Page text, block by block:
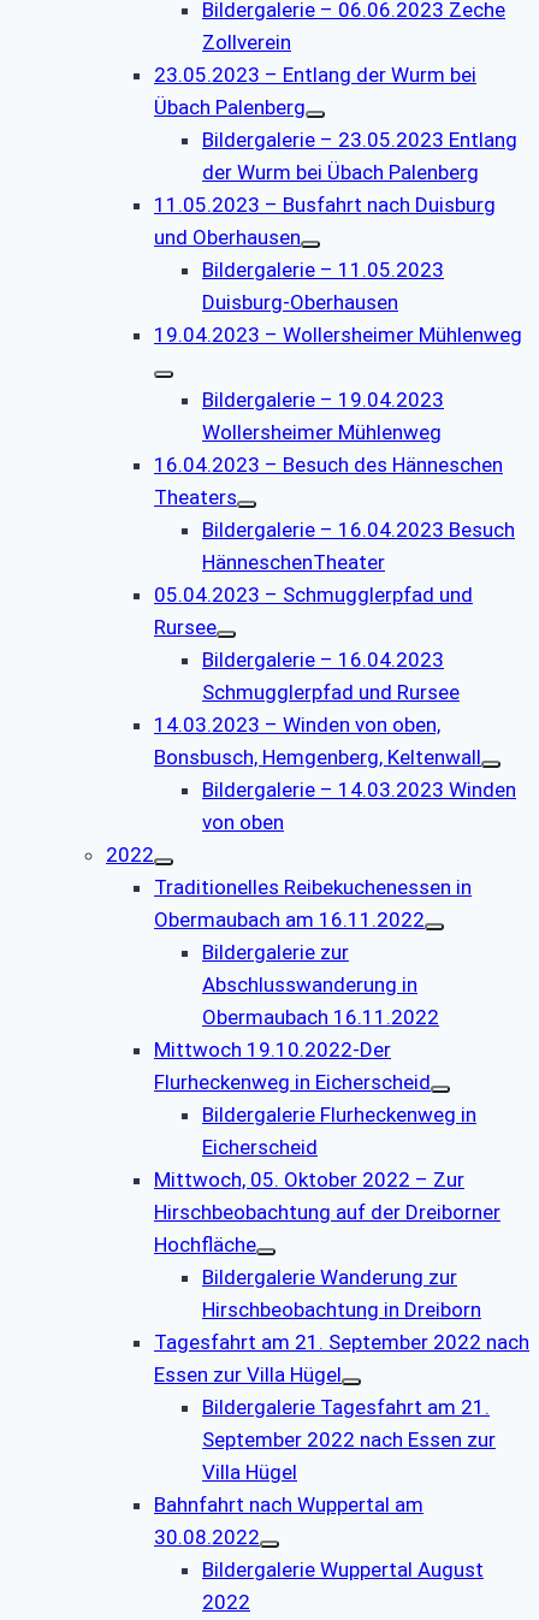
Bildergalerie – 06.06.2023 Zeche
Zollverein
23.05.2023 – Entlang der Wurm bei
Übach Palenberg
Bildergalerie – 23.05.2023 Entlang
der Wurm bei Übach Palenberg
11.05.2023 – Busfahrt nach Duisburg
und Oberhausen
Bildergalerie – 11.05.2023
Duisburg-Oberhausen
19.04.2023 – Wollersheimer Mühlenweg
Bildergalerie – 19.04.2023
Wollersheimer Mühlenweg
16.04.2023 – Besuch des Hänneschen
Theaters
Bildergalerie – 16.04.2023 Besuch
HänneschenTheater
05.04.2023 – Schmugglerpfad und
Rursee
Bildergalerie – 16.04.2023
Schmugglerpfad und Rursee
14.03.2023 – Winden von oben,
Bonsbusch, Hemgenberg, Keltenwall
Bildergalerie – 14.03.2023 Winden
von oben
2022
Traditionelles Reibekuchenessen in
Obermaubach am 16.11.2022
Bildergalerie zur
Abschlusswanderung in
Obermaubach 16.11.2022
Mittwoch 19.10.2022-Der
Flurheckenweg in Eicherscheid
Bildergalerie Flurheckenweg in
Eicherscheid
Mittwoch, 05. Oktober 2022 – Zur
Hirschbeobachtung auf der Dreiborner
Hochfläche
Bildergalerie Wanderung zur
Hirschbeobachtung in Dreiborn
Tagesfahrt am 21. September 2022 nach
Essen zur Villa Hügel
Bildergalerie Tagesfahrt am 21.
September 2022 nach Essen zur
Villa Hügel
Bahnfahrt nach Wuppertal am
30.08.2022
Bildergalerie Wuppertal August
2022